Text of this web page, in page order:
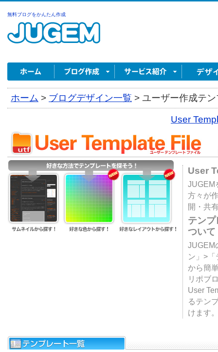
無料ブログをかんたん作成
ホーム > ブログデザイン一覧 > ユーザー作成テ
User
User
JUGEM
方々が
開・共
テン
ついて
JUGEM
ン」>
から簡
リポブ
User
るテン
けます